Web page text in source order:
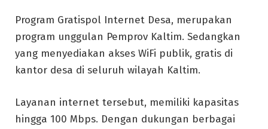
Program Gratispol Internet Desa, merupakan
program unggulan Pemprov Kaltim. Sedangkan
yang menyediakan akses WiFi publik, gratis di
kantor desa di seluruh wilayah Kaltim.
Layanan internet tersebut, memiliki kapasitas
hingga 100 Mbps. Dengan dukungan berbagai